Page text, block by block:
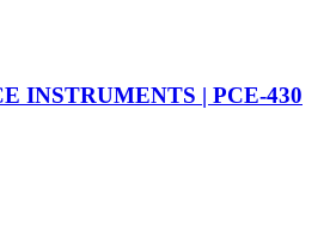
INSTRUMENTS | PCE-430